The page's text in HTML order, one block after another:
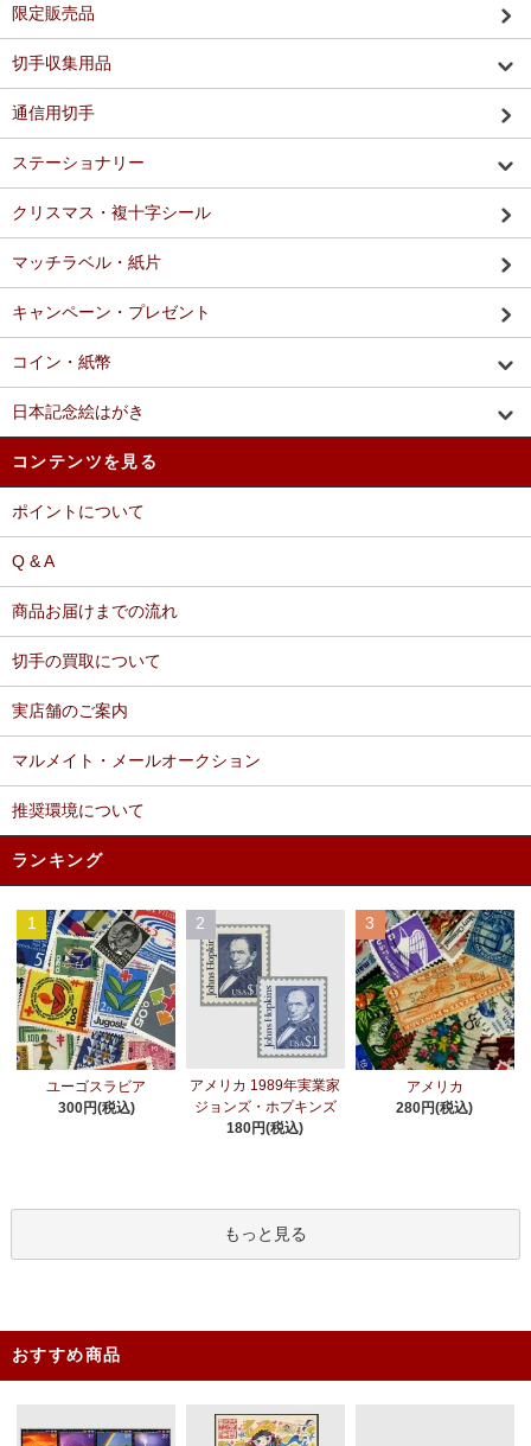
限定販売品
切手収集用品
通信用切手
ステーショナリー
クリスマス・複十字シール
マッチラベル・紙片
キャンペーン・プレゼント
コイン・紙幣
日本記念絵はがき
コンテンツを見る
ポイントについて
Q & A
商品お届けまでの流れ
切手の買取について
実店舗のご案内
マルメイト・メールオークション
推奨環境について
ランキング
1
ユーゴスラビア
300円(税込)
2
アメリカ 1989年実業家
ジョンズ・ホプキンズ
180円(税込)
3
アメリカ
280円(税込)
もっと見る
おすすめ商品